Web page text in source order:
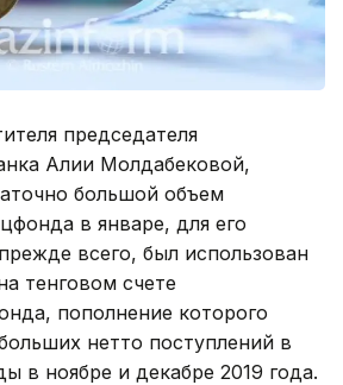
председателя
Алии Молдабековой,
большой объем
в январе, для его
всего, был использован
тенговом счете
пополнение которого
нетто поступлений в
в ноябре и декабре 2019 года.